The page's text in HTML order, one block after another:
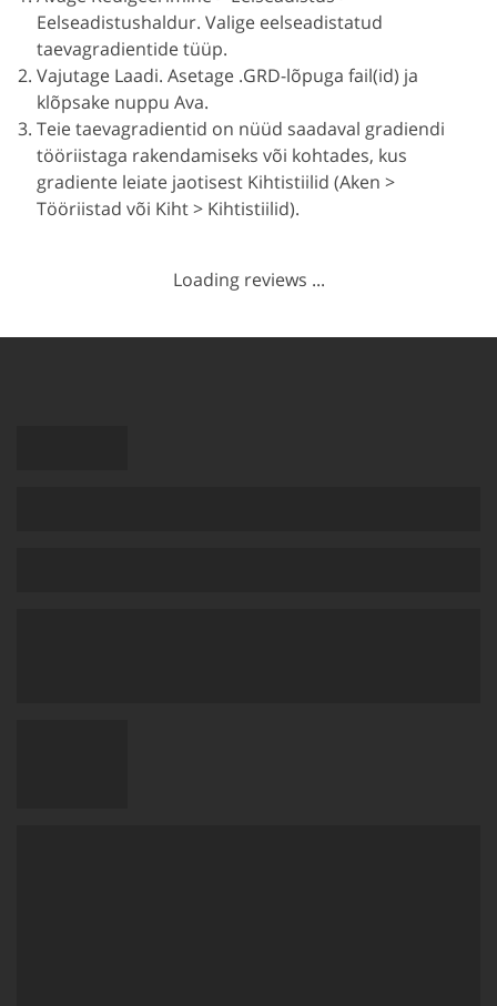
Eelseadistushaldur. Valige eelseadistatud
taevagradientide tüüp.
Vajutage Laadi. Asetage .GRD-lõpuga fail(id) ja
klõpsake nuppu Ava.
Teie taevagradientid on nüüd saadaval gradiendi
tööriistaga rakendamiseks või kohtades, kus
gradiente leiate jaotisest Kihtistiilid (Aken >
Tööriistad või Kiht > Kihtistiilid).
Loading reviews ...